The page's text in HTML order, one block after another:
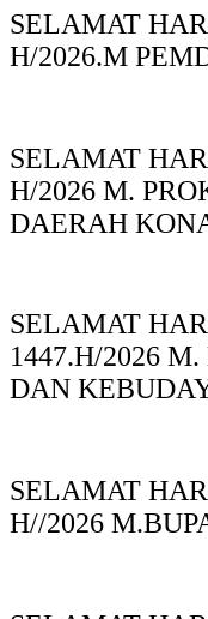
SELAMAT
H/2026.M
SELAMAT
H/2026 M.
DAERAH
SELAMAT
1447.H/2026
DAN
SELAMAT
H//2026